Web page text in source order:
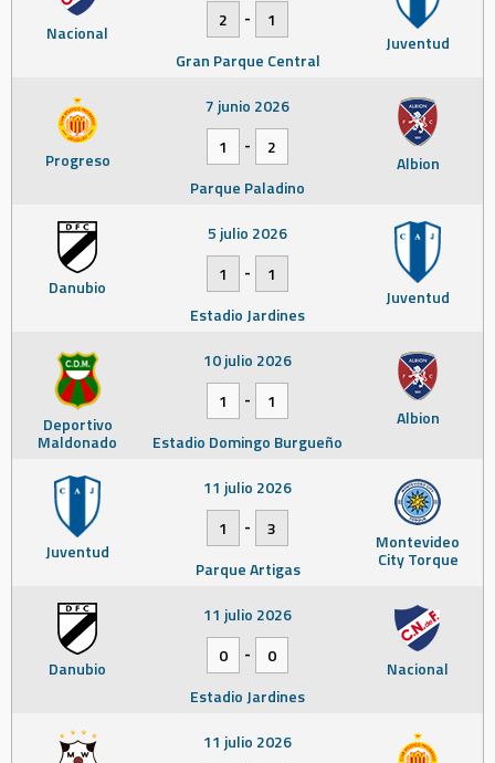
Nacional Juventud
2
-
1
Gran Parque Central
Progreso Albion
7 junio 2026
1
-
2
Parque Paladino
Danubio Juventud
5 julio 2026
1
-
1
Estadio Jardines
Deportivo
Maldonado
Albion
10 julio 2026
1
-
1
Estadio Domingo Burgueño
Juventud Montevideo
City Torque
11 julio 2026
1
-
3
Parque Artigas
Danubio Nacional
11 julio 2026
0
-
0
Estadio Jardines
11 julio 2026